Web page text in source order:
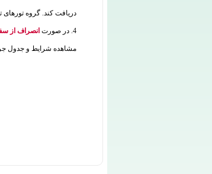
دریافت کند. گروه تورهای
4. در صورت انصراف از
مشاهده شرایط و جدول